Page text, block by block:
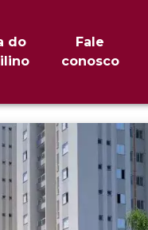
do
Fale
conosco